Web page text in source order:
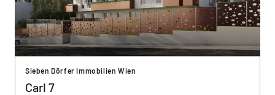
Sieben Dörfer Immobilien Wien
Carl 7